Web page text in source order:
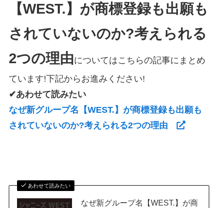
【WEST.】が商標登録も出願も
されていないのか?考えられる
2つの理由についてはこちらの記事にまとめ
ています!下記からお進みください!
✔あわせて読みたい
なぜ新グループ名【WEST.】が商標登録も出願も
されていないのか?考えられる2つの理由
あわせて読みたい
なぜ新グループ名【WEST.】が商